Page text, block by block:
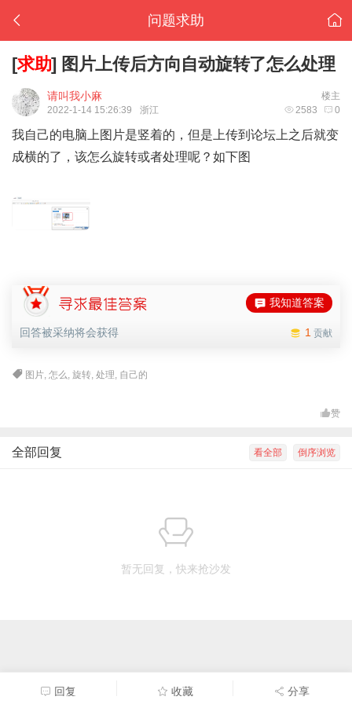
问题求助
[求助] 图片上传后方向自动旋转了怎么处理
楼主
请叫我小麻
2583 0
2022-1-14 15:26:39 浙江
我自己的电脑上图片是竖着的，但是上传到论坛上之后就变
成横的了，该怎么旋转或者处理呢？如下图
我知道答案
1 贡献
回答被采纳将会获得
图片,怎么,旋转,处理, 自己的
赞
倒序浏览
看全部
全部回复
暂无回复，快来抢沙发
回复 收藏 分享